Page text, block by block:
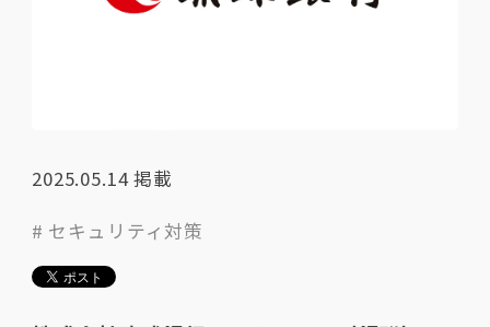
2025.05.14掲載
# セキュリティ対策